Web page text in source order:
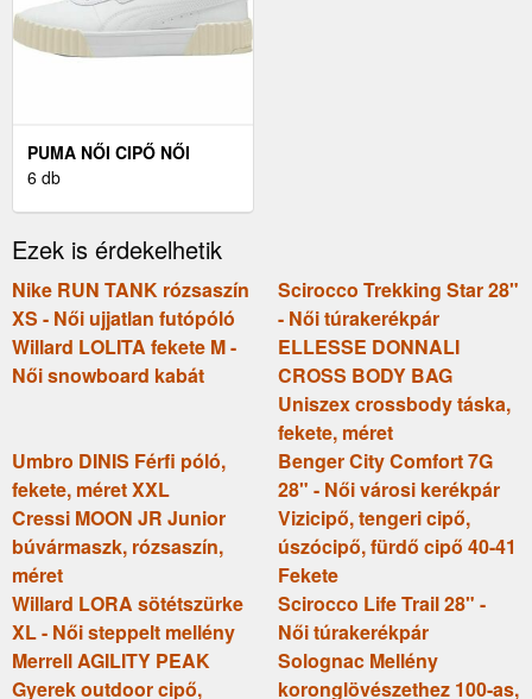
PUMA NŐI CIPŐ NŐI
CIPŐ, FEHÉR, MÉRET 40
6 db
Ezek is érdekelhetik
Nike RUN TANK rózsaszín
XS - Női ujjatlan futópóló
Scirocco Trekking Star 28"
- Női túrakerékpár
Willard LOLITA fekete M -
Női snowboard kabát
ELLESSE DONNALI
CROSS BODY BAG
Uniszex crossbody táska,
fekete, méret
Umbro DINIS Férfi póló,
fekete, méret XXL
Benger City Comfort 7G
28" - Női városi kerékpár
Cressi MOON JR Junior
búvármaszk, rózsaszín,
méret
Vizicipő, tengeri cipő,
úszócipő, fürdő cipő 40-41
Fekete
Willard LORA sötétszürke
XL - Női steppelt mellény
Scirocco Life Trail 28" -
Női túrakerékpár
Merrell AGILITY PEAK
Gyerek outdoor cipő,
Solognac Mellény
koronglövészethez 100-as,